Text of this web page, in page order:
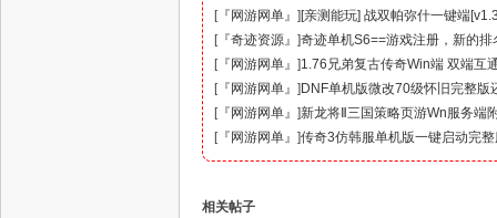
[亲测能玩] 战双帕弥什一键端
[『网游网单』 ]
奇迹单机S6==游戏注册，新的
[『奇迹资源』 ]
1.76兄弟复古传奇Win端 双端互
[『网游网单』 ]
DNF单机版微改70级怀旧完整版
[『网游网单』 ]
新龙将Ⅱ三国策略页游Wn服务端
[『网游网单』 ]
传奇3仿韩服单机版一键启动完
[『网游网单』 ]
相关帖子